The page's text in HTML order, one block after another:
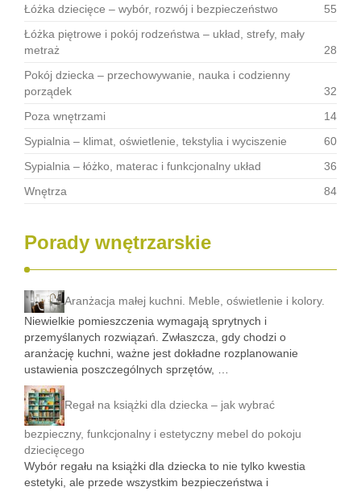
Łóżka dziecięce – wybór, rozwój i bezpieczeństwo
55
Łóżka piętrowe i pokój rodzeństwa – układ, strefy, mały
metraż
28
Pokój dziecka – przechowywanie, nauka i codzienny
porządek
32
Poza wnętrzami
14
Sypialnia – klimat, oświetlenie, tekstylia i wyciszenie
60
Sypialnia – łóżko, materac i funkcjonalny układ
36
Wnętrza
84
Porady wnętrzarskie
Aranżacja małej kuchni. Meble, oświetlenie i kolory.
Niewielkie pomieszczenia wymagają sprytnych i
przemyślanych rozwiązań. Zwłaszcza, gdy chodzi o
aranżację kuchni, ważne jest dokładne rozplanowanie
ustawienia poszczególnych sprzętów, …
Regał na książki dla dziecka – jak wybrać
bezpieczny, funkcjonalny i estetyczny mebel do pokoju
dziecięcego
Wybór regału na książki dla dziecka to nie tylko kwestia
estetyki, ale przede wszystkim bezpieczeństwa i